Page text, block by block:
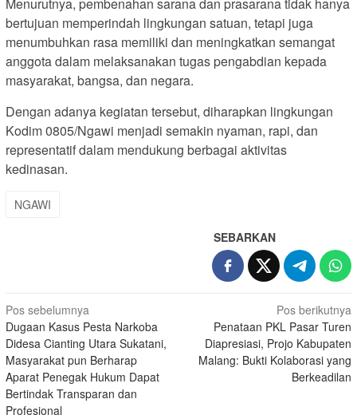
bertujuan memperindah lingkungan satuan, tetapi juga
menumbuhkan rasa memiliki dan meningkatkan semangat
anggota dalam melaksanakan tugas pengabdian kepada
masyarakat, bangsa, dan negara.
Dengan adanya kegiatan tersebut, diharapkan lingkungan
Kodim 0805/Ngawi menjadi semakin nyaman, rapi, dan
representatif dalam mendukung berbagai aktivitas
kedinasan.
NGAWI
SEBARKAN
Navigasi
pos
Pos sebelumnya
Dugaan Kasus Pesta Narkoba
Didesa Cianting Utara Sukatani,
Masyarakat pun Berharap
Aparat Penegak Hukum Dapat
Bertindak Transparan dan
Profesional
Pos berikutnya
Penataan PKL Pasar Turen
Diapresiasi, Projo Kabupaten
Malang: Bukti Kolaborasi yang
Berkeadilan